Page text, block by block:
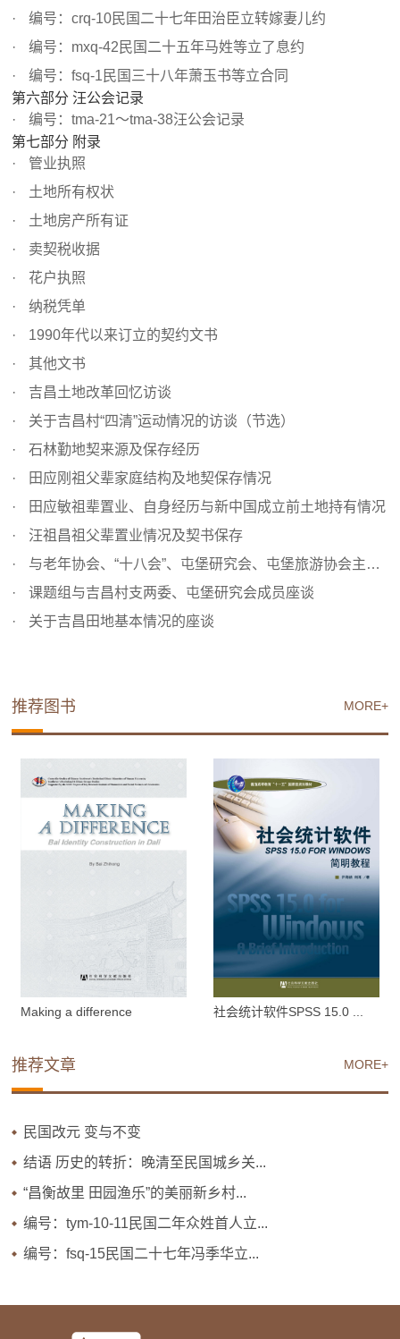
编号：crq-10民国二十七年田治臣立转嫁妻儿约
编号：mxq-42民国二十五年马姓等立了息约
编号：fsq-1民国三十八年萧玉书等立合同
第六部分 汪公会记录
编号：tma-21～tma-38汪公会记录
第七部分 附录
管业执照
土地所有权状
土地房产所有证
卖契税收据
花户执照
纳税凭单
1990年代以来订立的契约文书
其他文书
吉昌土地改革回忆访谈
关于吉昌村“四清”运动情况的访谈（节选）
石林勤地契来源及保存经历
田应刚祖父辈家庭结构及地契保存情况
田应敏祖辈置业、自身经历与新中国成立前土地持有情况
汪祖昌祖父辈置业情况及契书保存
与老年协会、“十八会”、屯堡研究会、屯堡旅游协会主要成...
课题组与吉昌村支两委、屯堡研究会成员座谈
关于吉昌田地基本情况的座谈
MORE+
推荐图书
Making a difference 社会统计软件SPSS 15.0 ...
MORE+
推荐文章
民国改元 变与不变
结语 历史的转折：晚清至民国城乡关...
“昌衡故里 田园渔乐”的美丽新乡村...
编号：tym-10-11民国二年众姓首人立...
编号：fsq-15民国二十七年冯季华立...